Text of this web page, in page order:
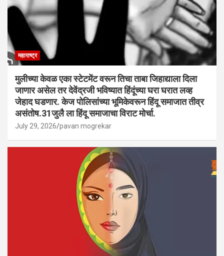
महाराष्ट्र
मुलीच्या केवळ एका स्टेटमेंट वरून तिचा ताबा जिहाद्याला दिला
जाणार असेल तर देवेंद्रजी भविष्यात हिंदूंच्या घरा घरात लव्ह
जेहाद घडणार. केज पोलिसांच्या भूमिकेवरून हिंदू समाजात तीव्र
असंतोष.31जुलै ला हिंदू समाजाचा विराट मोर्चा.
July 29, 2026 pavan mogrekar